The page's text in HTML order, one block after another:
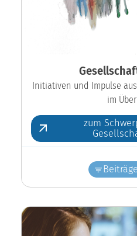
Initiativen und Impulse
im
zum